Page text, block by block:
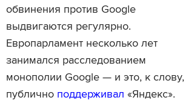
обвинения против Google
выдвигаются регулярно.
Европарламент несколько лет
занимался расследованием
монополии Google — и это, к слову,
публично поддерживал «Яндекс».